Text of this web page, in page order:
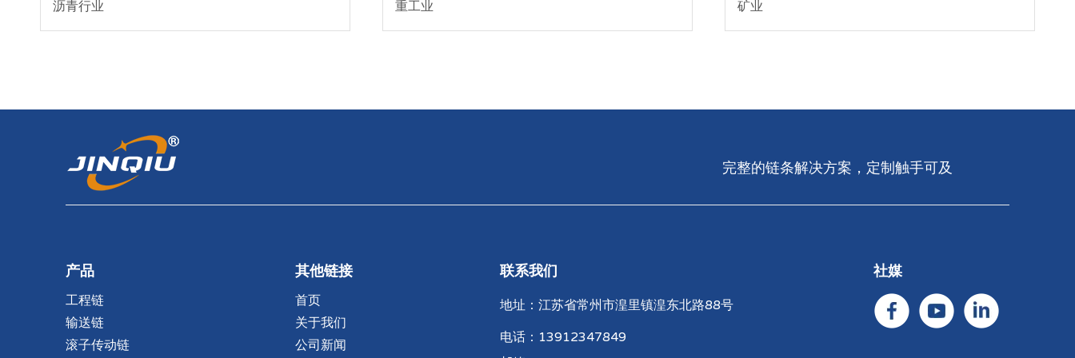
沥青行业 重工业 矿业
完整的链条解决​​方案，定制触手可及​​​​​​​
产品
工程链
输送链
滚子传动链
其他链接
首页
关于我们
公司新闻
联系我们
地址：江苏省常州市湟里镇湟东北路88号
电话：13912347849
社媒